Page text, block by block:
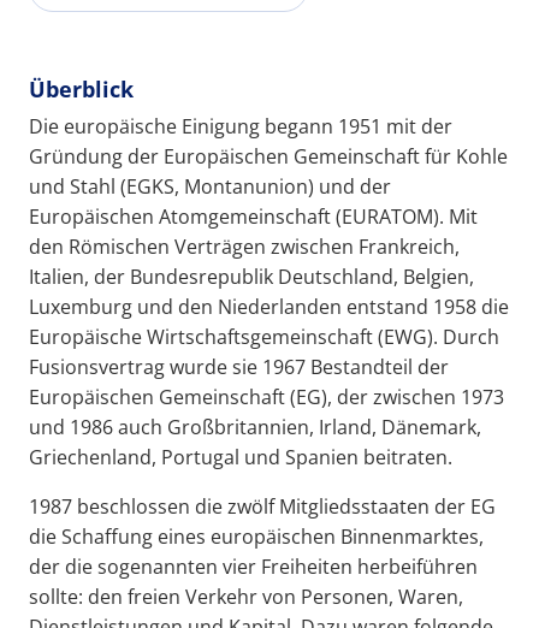
Überblick
Die europäische Einigung begann 1951 mit der
Gründung der Europäischen Gemeinschaft für Kohle
und Stahl (EGKS, Montanunion) und der
Europäischen Atomgemeinschaft (EURATOM). Mit
den Römischen Verträgen zwischen Frankreich,
Italien, der Bundesrepublik Deutschland, Belgien,
Luxemburg und den Niederlanden entstand 1958 die
Europäische Wirtschaftsgemeinschaft (EWG). Durch
Fusionsvertrag wurde sie 1967 Bestandteil der
Europäischen Gemeinschaft (EG), der zwischen 1973
und 1986 auch Großbritannien, Irland, Dänemark,
Griechenland, Portugal und Spanien beitraten.
1987 beschlossen die zwölf Mitgliedsstaaten der EG
die Schaffung eines europäischen Binnenmarktes,
der die sogenannten vier Freiheiten herbeiführen
sollte: den freien Verkehr von Personen, Waren,